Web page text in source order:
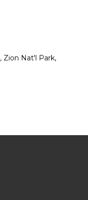
Zion Nat'l Park,